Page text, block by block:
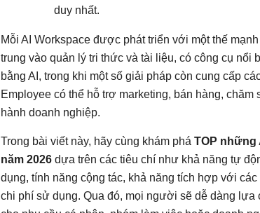
duy nhất.
Mỗi AI Workspace được phát triển với một thế
trung vào quản lý tri thức và tài liệu, có công cụ nổi
bằng AI, trong khi một số giải pháp còn cung cấp
Employee có thể hỗ trợ marketing, bán hàng, chăm
hành doanh nghiệp.
Trong bài viết này, hãy cùng khám phá TOP những
năm 2026 dựa trên các tiêu chí như khả năng tự
dụng, tính năng cộng tác, khả năng tích hợp với
chi phí sử dụng. Qua đó, mọi người sẽ dễ dàng lựa